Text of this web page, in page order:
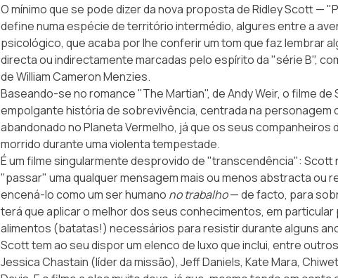
O mínimo que se pode dizer da nova proposta de Ridley Scott —
define numa espécie de território intermédio, algures entre a
psicológico, que acaba por lhe conferir um tom que faz lembrar
directa ou indirectamente marcadas pelo espírito da "série B",
de William Cameron Menzies.
Baseando-se no romance "The Martian", deAndy Weir, o filme de
empolgante história de sobrevivência, centrada na personagem
abandonado no Planeta Vermelho, já que os seus companheiros
morrido durante uma violenta tempestade.
É um filme singularmente desprovido de "transcendência": Scott
"passar" uma qualquer mensagem mais ou menos abstracta ou
encená-lo como um ser humano no trabalho— de facto, para
terá que aplicar o melhor dos seus conhecimentos, em
alimentos (batatas!) necessários para resistir durante alguns
Scott tem ao seu dispor um elenco de luxo que inclui, entre
Jessica Chastain (líder da missão), Jeff Daniels, Kate Mara,